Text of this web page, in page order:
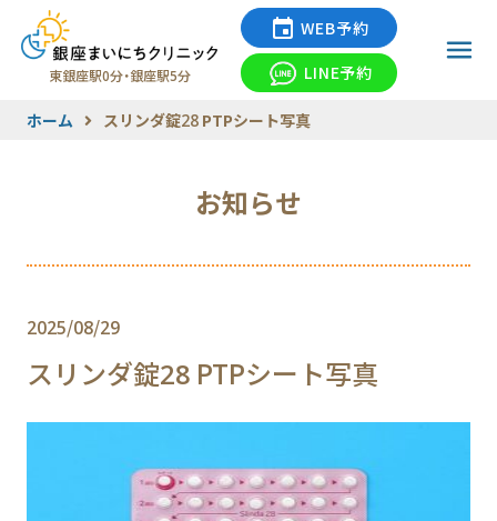
東銀座駅0分・銀座駅5分
WEB予約
LINE予約
ホーム スリンダ錠28 PTPシート写真
お知らせ
2025/08/29
スリンダ錠28 PTPシート写真